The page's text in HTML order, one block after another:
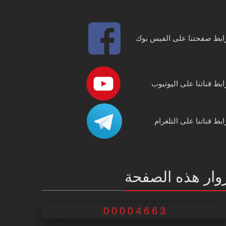
صفحتنا على الفيس بوك
قناتنا على اليوتيوب
قناتنا على التلغرام
هذه الصفحة
00004663